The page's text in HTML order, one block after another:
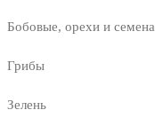
Бобовые, орехи и семена
Грибы
Зелень